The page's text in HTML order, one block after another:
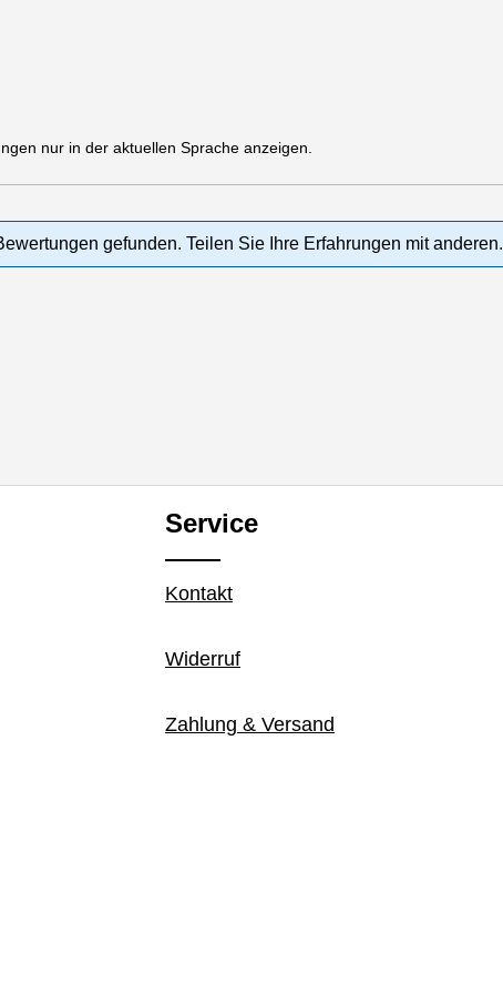
nur in der aktuellen Sprache anzeigen.
gefunden. Teilen Sie Ihre Erfahrungen mit anderen.
Service
Kontakt
Widerruf
Zahlung & Versand